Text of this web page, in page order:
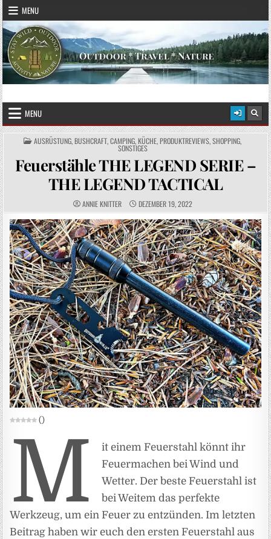
Skip to content
MENU
STAY WILD – OUTDOOR
MENU
POSTED IN
AUSRÜSTUNG,BUSHCRAFT,CAMPING,KÜCHE,PRODUKTREVIEWS,SHOPPING,
SONSTIGES
Feuerstähle THE LEGEND SERIE –
THE LEGEND TACTICAL
AUTHOR:
ANNIE KNITTER PUBLISHED DATE:
DEZEMBER 19, 2022
()
M
it einem Feuerstahl könnt ihr
Feuermachen bei Wind und
Wetter. Der beste Feuerstahl ist
bei Weitem das perfekte
Werkzeug, um ein Feuer zu entzünden. Im letzten
Beitrag haben wir euch den ersten Feuerstahl aus